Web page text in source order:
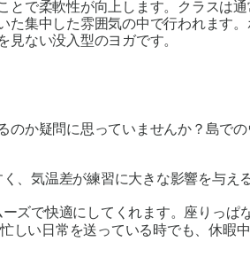
で柔軟性が向上します。クラスは
た集中した雰囲気の中で行われます
ない没入型のヨガです。
か疑問に思っていませんか？島で
、気温差が練習に大きな影響を与え
ーズで快適にしてくれます。座りっぱ
い日常を送っている時でも、休暇